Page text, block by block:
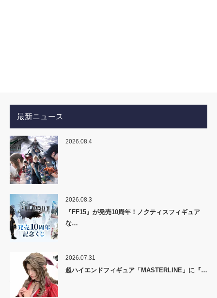
最新ニュース
2026.08.4
2026.08.3
『FF15』が発売10周年！ノクティスフィギュア
な…
2026.07.31
超ハイエンドフィギュア「MASTERLINE」に『…